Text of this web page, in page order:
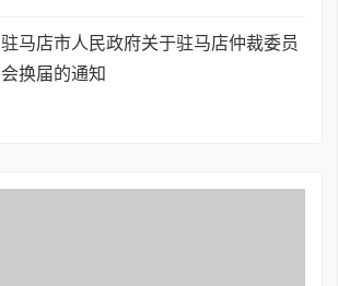
驻马店市人民政府关于驻马店仲裁委员
会换届的通知